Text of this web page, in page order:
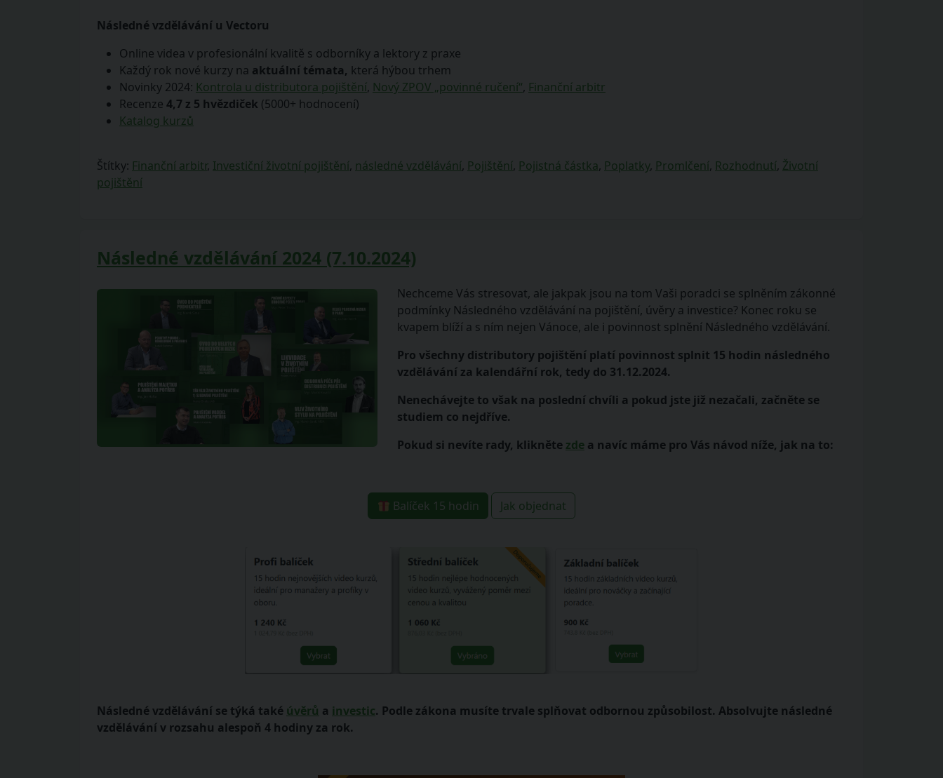
Následné vzdělávání u Vectoru
Online videa v profesionální kvalitě s odborníky a lektory z praxe
Každý rok nové kurzy na aktuální témata, která hýbou trhem
Novinky 2024: Kontrola u distributora pojištění, Nový ZPOV „povinné ručení“, Finanční arbitr
Recenze 4,7 z 5 hvězdiček (5000+ hodnocení)
Katalog kurzů
Štítky: Finanční arbitr, Investiční životní pojištění, následné vzdělávání, Pojištění, Pojistná částka, Poplatky, Promlčení, Rozhodnutí, Životní
pojištění
Následné vzdělávání 2024 (7.10.2024)
Nechceme Vás stresovat, ale jakpak jsou na tom Vaši poradci se splněním zákonné
podmínky Následného vzdělávání na pojištění, úvěry a investice? Konec roku se
kvapem blíží a s ním nejen Vánoce, ale i povinnost splnění Následného vzdělávání.
Pro všechny distributory pojištění platí povinnost splnit 15 hodin následného
vzdělávání za kalendářní rok, tedy do 31.12.2024.
Nenechávejte to však na poslední chvíli a pokud jste již nezačali, začněte se
studiem co nejdříve.
Pokud si nevíte rady, klikněte zde a navíc máme pro Vás návod níže, jak na to:
Balíček 15 hodin Jak objednat
Následné vzdělávání se týká také úvěrů a investic. Podle zákona musíte trvale splňovat odbornou způsobilost. Absolvujte následné
vzdělávání v rozsahu alespoň 4 hodiny za rok.